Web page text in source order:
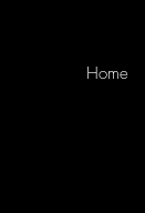
Home